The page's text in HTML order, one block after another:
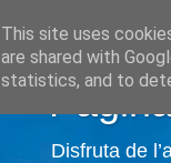
Disfruta de
This site uses
are shared with
statistics, and to